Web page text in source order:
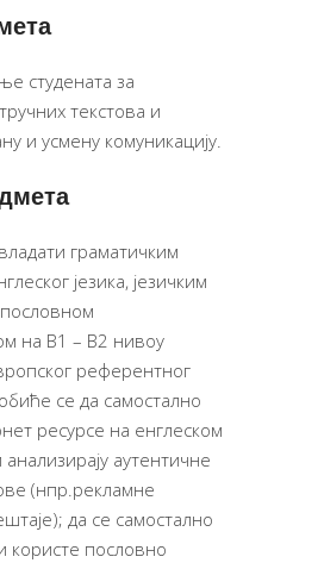
студената за
текстова и
и усмену комуникацију.
граматичким
језика, језичким
на B1 – В2 нивоу
референтног
се да самостално
ресурсе на енглеском
анализирају аутентичне
(нпр.рекламне
да се самостално
користе пословно